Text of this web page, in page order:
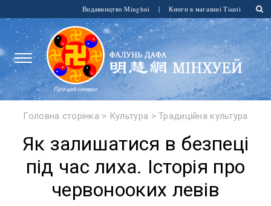
Видавництво Minghui | Книги в магазині Tianti
Головна сторінка > Культура >Традиційна культура
​Як залишатися в безпеці
під час лиха. Історія про
червонооких левів